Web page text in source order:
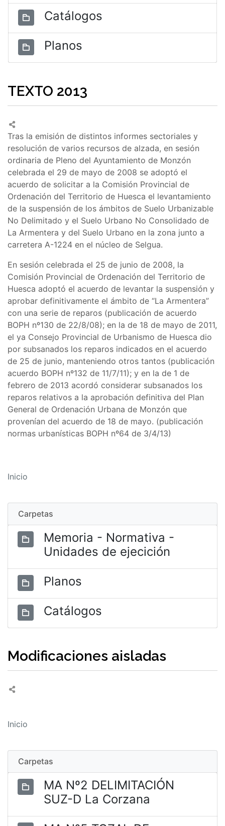
Catálogos
Planos
TEXTO 2013
Tras la emisión de distintos informes sectoriales y
resolución de varios recursos de alzada, en sesión
ordinaria de Pleno del Ayuntamiento de Monzón
celebrada el 29 de mayo de 2008 se adoptó el
acuerdo de solicitar a la Comisión Provincial de
Ordenación del Territorio de Huesca el levantamiento
de la suspensión de los ámbitos de Suelo Urbanizable
No Delimitado y el Suelo Urbano No Consolidado de
La Armentera y del Suelo Urbano en la zona junto a
carretera A-1224 en el núcleo de Selgua.
En sesión celebrada el 25 de junio de 2008, la
Comisión Provincial de Ordenación del Territorio de
Huesca adoptó el acuerdo de levantar la suspensión y
aprobar definitivamente el ámbito de “La Armentera”
con una serie de reparos (publicación de acuerdo
BOPH nº130 de 22/8/08); en la de 18 de mayo de 2011,
el ya Consejo Provincial de Urbanismo de Huesca dio
por subsanados los reparos indicados en el acuerdo
de 25 de junio, manteniendo otros tantos (publicación
acuerdo BOPH nº132 de 11/7/11); y en la de 1 de
febrero de 2013 acordó considerar subsanados los
reparos relativos a la aprobación definitiva del Plan
General de Ordenación Urbana de Monzón que
provenían del acuerdo de 18 de mayo. (publicación
normas urbanísticas BOPH nº64 de 3/4/13)
Inicio
Carpetas
Memoria - Normativa -
Unidades de ejecición
Planos
Catálogos
Modificaciones aisladas
Inicio
Carpetas
MA Nº2 DELIMITACIÓN
SUZ-D La Corzana